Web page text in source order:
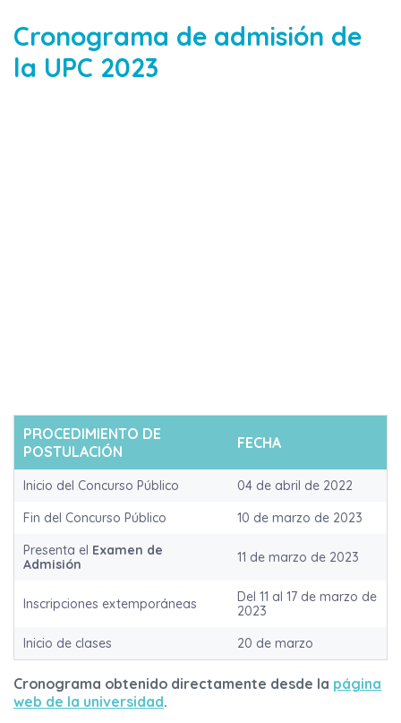
Cronograma de admisión de
la UPC 2023
PROCEDIMIENTO DE
POSTULACIÓN
FECHA
Inicio del Concurso Público
04 de abril de 2022
Fin del Concurso Público
10 de marzo de 2023
Presenta el Examen de
Admisión
11 de marzo de 2023
Inscripciones extemporáneas
Del 11 al 17 de marzo de
2023
Inicio de clases
20 de marzo
Cronograma obtenido directamente desde la página
web de la universidad.